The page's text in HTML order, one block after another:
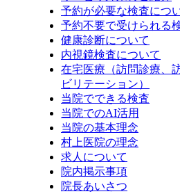
予約が必要な検査につ
予約不要で受けられる
健康診断について
内視鏡検査について
在宅医療（訪問診療、
ビリテーション）
当院でできる検査
当院でのAI活用
当院の基本理念
村上医院の理念
求人について
院内掲示事項
院長あいさつ